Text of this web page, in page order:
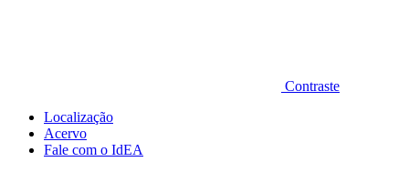
Contraste
Localização
Acervo
Fale com o IdEA